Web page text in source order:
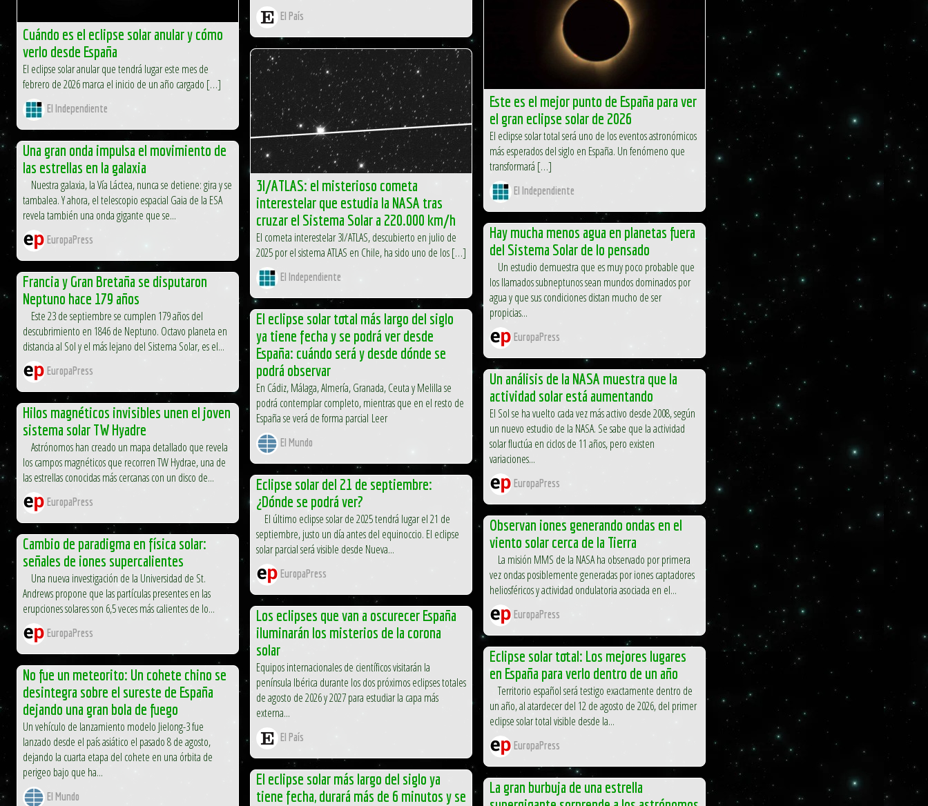
Cuándo es el eclipse solar anular y cómo
verlo desde España
El eclipse solar anular que tendrá lugar este mes de
febrero de 2026 marca el inicio de un año cargado […]
El Independiente
El País
Este es el mejor punto de España para ver
el gran eclipse solar de 2026
El eclipse solar total será uno de los eventos astronómicos
más esperados del siglo en España. Un fenómeno que
transformará […]
El Independiente
3I/ATLAS: el misterioso cometa
interestelar que estudia la NASA tras
cruzar el Sistema Solar a 220.000 km/h
El cometa interestelar 3I/ATLAS, descubierto en julio de
2025 por el sistema ATLAS en Chile, ha sido uno de los […]
El Independiente
Una gran onda impulsa el movimiento de
las estrellas en la galaxia
Nuestra galaxia, la Vía Láctea, nunca se detiene: gira y se
tambalea. Y ahora, el telescopio espacial Gaia de la ESA
revela también una onda gigante que se...
EuropaPress
Hay mucha menos agua en planetas fuera
del Sistema Solar de lo pensado
Un estudio demuestra que es muy poco probable que
los llamados subneptunos sean mundos dominados por
agua y que sus condiciones distan mucho de ser
propicias...
EuropaPress
Francia y Gran Bretaña se disputaron
Neptuno hace 179 años
Este 23 de septiembre se cumplen 179 años del
descubrimiento en 1846 de Neptuno. Octavo planeta en
distancia al Sol y el más lejano del Sistema Solar, es el...
EuropaPress
El eclipse solar total más largo del siglo
ya tiene fecha y se podrá ver desde
España: cuándo será y desde dónde se
podrá observar
En Cádiz, Málaga, Almería, Granada, Ceuta y Melilla se
podrá contemplar completo, mientras que en el resto de
España se verá de forma parcial Leer
El Mundo
Un análisis de la NASA muestra que la
actividad solar está aumentando
El Sol se ha vuelto cada vez más activo desde 2008, según
un nuevo estudio de la NASA. Se sabe que la actividad
solar fluctúa en ciclos de 11 años, pero existen
variaciones...
EuropaPress
Hilos magnéticos invisibles unen el joven
sistema solar TW Hyadre
Astrónomos han creado un mapa detallado que revela
los campos magnéticos que recorren TW Hydrae, una de
las estrellas conocidas más cercanas con un disco de...
EuropaPress
Eclipse solar del 21 de septiembre:
¿Dónde se podrá ver?
El último eclipse solar de 2025 tendrá lugar el 21 de
septiembre, justo un día antes del equinoccio. El eclipse
solar parcial será visible desde Nueva...
EuropaPress
Observan iones generando ondas en el
viento solar cerca de la Tierra
La misión MMS de la NASA ha observado por primera
vez ondas posiblemente generadas por iones captadores
heliosféricos y actividad ondulatoria asociada en el...
EuropaPress
Cambio de paradigma en física solar:
señales de iones supercalientes
Una nueva investigación de la Universidad de St.
Andrews propone que las partículas presentes en las
erupciones solares son 6,5 veces más calientes de lo...
EuropaPress
Los eclipses que van a oscurecer España
iluminarán los misterios de la corona
solar
Equipos internacionales de científicos visitarán la
península Ibérica durante los dos próximos eclipses totales
de agosto de 2026 y 2027 para estudiar la capa más
externa...
El País
Eclipse solar total: Los mejores lugares
en España para verlo dentro de un año
Territorio español será testigo exactamente dentro de
un año, al atardecer del 12 de agosto de 2026, del primer
eclipse solar total visible desde la...
EuropaPress
No fue un meteorito: Un cohete chino se
desintegra sobre el sureste de España
dejando una gran bola de fuego
Un vehículo de lanzamiento modelo Jielong-3 fue
lanzado desde el país asiático el pasado 8 de agosto,
dejando la cuarta etapa del cohete en una órbita de
perigeo bajo que ha...
El Mundo
El eclipse solar más largo del siglo ya
tiene fecha, durará más de 6 minutos y se
La gran burbuja de una estrella